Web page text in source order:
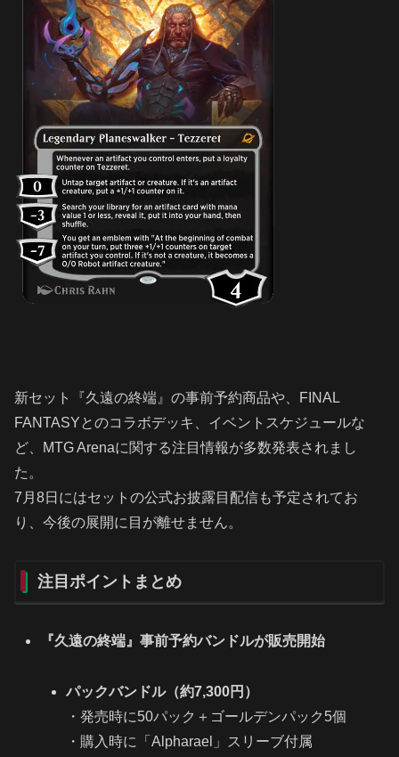
新セット『久遠の終端』の事前予約商品や、FINAL
FANTASYとのコラボデッキ、イベントスケジュールな
ど、MTG Arenaに関する注目情報が多数発表されまし
た。
7月8日にはセットの公式お披露目配信も予定されてお
り、今後の展開に目が離せません。
注目ポイントまとめ
『久遠の終端』事前予約バンドルが販売開始
パックバンドル（約7,300円）
・発売時に50パック＋ゴールデンパック5個
・購入時に「Alpharael」スリーブ付属